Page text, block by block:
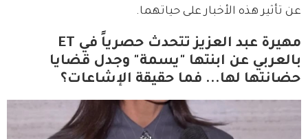
عن تأثير هذه الأخبار على حياتهما.
مهيرة عبد العزيز تتحدث حصرياً في ET
بالعربي عن ابنتها "يسمة" وجدل قضايا
حضانتها لها... فما حقيقة الإشاعات؟